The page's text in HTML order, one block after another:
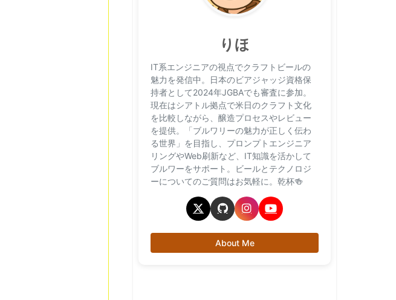
りほ
IT系エンジニアの視点でクラフトビールの
魅力を発信中。日本のビアジャッジ資格保
持者として2024年JGBAでも審査に参加。
現在はシアトル拠点で米日のクラフト文化
を比較しながら、醸造プロセスやレビュー
を提供。「ブルワリーの魅力が正しく伝わ
る世界」を目指し、プロンプトエンジニア
リングやWeb刷新など、IT知識を活かして
ブルワーをサポート。ビールとテクノロジ
ーについてのご質問はお気軽に。乾杯🍻
About Me